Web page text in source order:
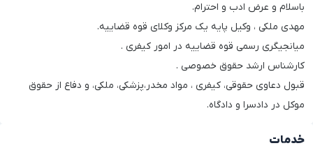
باسلام و عرض ادب و احترام.
مهدی ملکی ، وکیل پایه یک مرکز وکلای قوه قضاییه.
میانجیگری رسمی قوه قضاییه در امور کیفری .
کارشناس ارشد حقوق خصوصی .
قبول دعاوی حقوقی، کیفری ، مواد مخدر،پزشکی، ملکی، و دفاع از حقوق
موکل در دادسرا و دادگاه.
خدمات